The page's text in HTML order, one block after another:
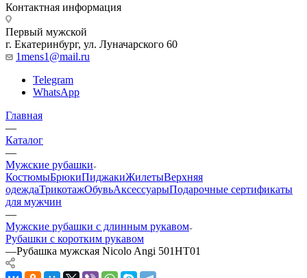
Контактная информация
Первый мужской
г. Екатеринбург, ул. Луначарского 60
1mens1@mail.ru
Telegram
WhatsApp
Главная
—
Каталог
—
Мужские рубашки
КостюмыБрюкиПиджакиЖилетыВерхняя
одеждаТрикотажОбувьАксессуарыПодарочные сертификаты
для мужчин
—
Мужские рубашки с длинным рукавом
Рубашки с коротким рукавом
—Рубашка мужская Nicolo Angi 501НТ01